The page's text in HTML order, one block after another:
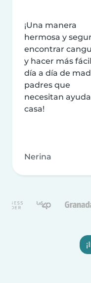
¡Una manera
hermosa y
encontrar
y hacer más
día a día de
padres que
necesitan
casa!
Nerina